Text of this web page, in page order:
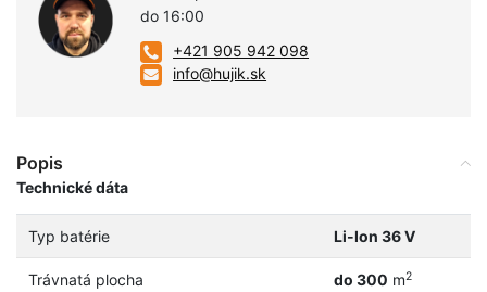
do 16:00
+421 905 942 098
info@hujik.sk
Popis
Technické dáta
Typ batérie Li-Ion 36 V
Trávnatá plocha do 300 m2